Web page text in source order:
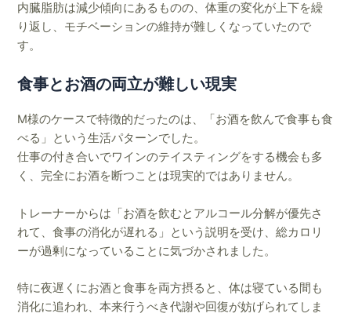
内臓脂肪は減少傾向にあるものの、体重の変化が上下を繰
り返し、モチベーションの維持が難しくなっていたので
す。
食事とお酒の両立が難しい現実
M様のケースで特徴的だったのは、「お酒を飲んで食事も食
べる」という生活パターンでした。
仕事の付き合いでワインのテイスティングをする機会も多
く、完全にお酒を断つことは現実的ではありません。
トレーナーからは「お酒を飲むとアルコール分解が優先さ
れて、食事の消化が遅れる」という説明を受け、総カロリ
ーが過剰になっていることに気づかされました。
特に夜遅くにお酒と食事を両方摂ると、体は寝ている間も
消化に追われ、本来行うべき代謝や回復が妨げられてしま